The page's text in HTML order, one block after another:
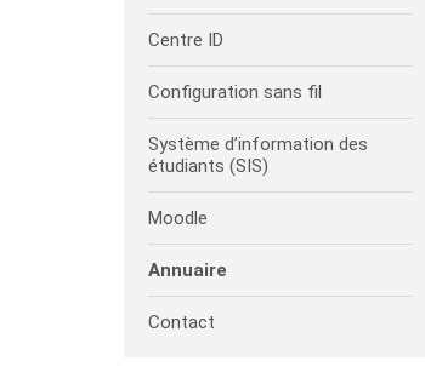
Centre ID
Configuration sans fil
Système d’information des
étudiants (SIS)
Moodle
Annuaire
Contact